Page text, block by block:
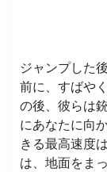
ジャンプした
前に、すばや
の後、彼らは
にあなたに向
きる最高速度
は、地面をま